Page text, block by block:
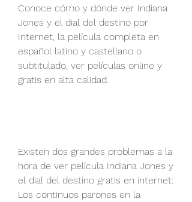
Conoce cómo y dónde ver Indiana
Jones y el dial del destino por
Internet, la película completa en
español latino y castellano o
subtitulado, ver películas online y
gratis en alta calidad.
Existen dos grandes problemas a la
hora de ver película Indiana Jones y
el dial del destino gratis en internet:
Los continuos parones en la